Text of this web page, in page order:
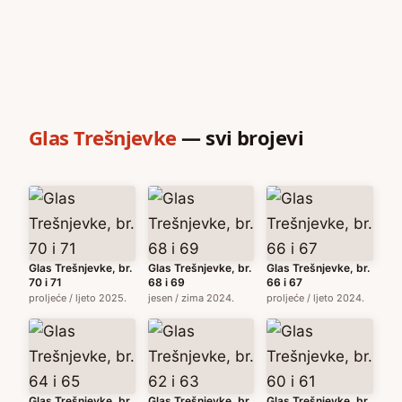
Glas Trešnjevke — svi brojevi
Glas Trešnjevke, br.
70 i 71
proljeće / ljeto 2025.
Glas Trešnjevke, br.
68 i 69
jesen / zima 2024.
Glas Trešnjevke, br.
66 i 67
proljeće / ljeto 2024.